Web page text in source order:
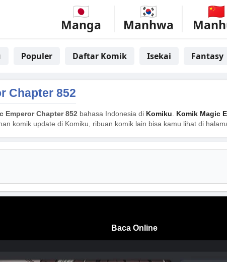
Manga Manhwa
Populer Daftar Komik Isekai Fantasy
Chapter 852
Emperor Chapter 852 bahasa Indonesia di Komiku. Komik Magic
komik update di Komiku, ribuan komik lain bisa kamu lihat di
Baca Online